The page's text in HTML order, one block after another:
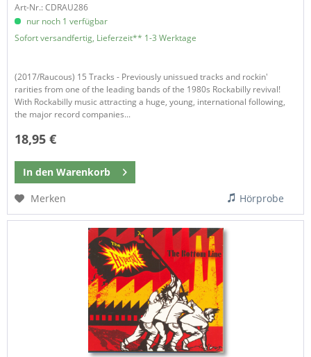
Art-Nr.: CDRAU286
nur noch 1 verfügbar
Sofort versandfertig, Lieferzeit** 1-3 Werktage
(2017/Raucous) 15 Tracks - Previously unissued tracks and rockin'
rarities from one of the leading bands of the 1980s Rockabilly revival!
With Rockabilly music attracting a huge, young, international following,
the major record companies...
18,95 €
In den Warenkorb
Merken
Hörprobe